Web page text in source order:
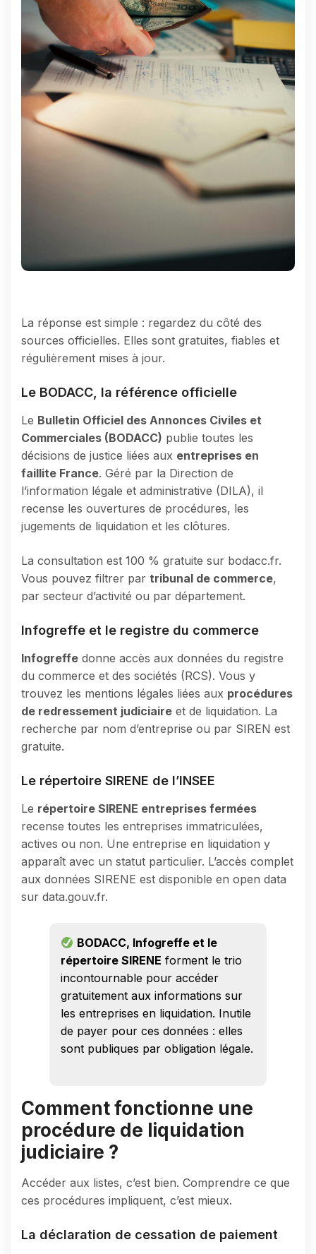
La réponse est simple : regardez du côté des
sources officielles. Elles sont gratuites, fiables et
régulièrement mises à jour.
Le BODACC, la référence officielle
Le Bulletin Officiel des Annonces Civiles et
Commerciales (BODACC) publie toutes les
décisions de justice liées aux entreprises en
faillite France. Géré par la Direction de
l’information légale et administrative (DILA), il
recense les ouvertures de procédures, les
jugements de liquidation et les clôtures.
La consultation est 100 % gratuite sur bodacc.fr.
Vous pouvez filtrer par tribunal de commerce,
par secteur d’activité ou par département.
Infogreffe et le registre du commerce
Infogreffe donne accès aux données du registre
du commerce et des sociétés (RCS). Vous y
trouvez les mentions légales liées aux procédures
de redressement judiciaire et de liquidation. La
recherche par nom d’entreprise ou par SIREN est
gratuite.
Le répertoire SIRENE de l’INSEE
Le répertoire SIRENE entreprises fermées
recense toutes les entreprises immatriculées,
actives ou non. Une entreprise en liquidation y
apparaît avec un statut particulier. L’accès complet
aux données SIRENE est disponible en open data
sur data.gouv.fr.
BODACC, Infogreffe et le
répertoire SIRENE forment le trio
incontournable pour accéder
gratuitement aux informations sur
les entreprises en liquidation. Inutile
de payer pour ces données : elles
sont publiques par obligation légale.
Comment fonctionne une
procédure de liquidation
judiciaire ?
Accéder aux listes, c’est bien. Comprendre ce que
ces procédures impliquent, c’est mieux.
La déclaration de cessation de paiement